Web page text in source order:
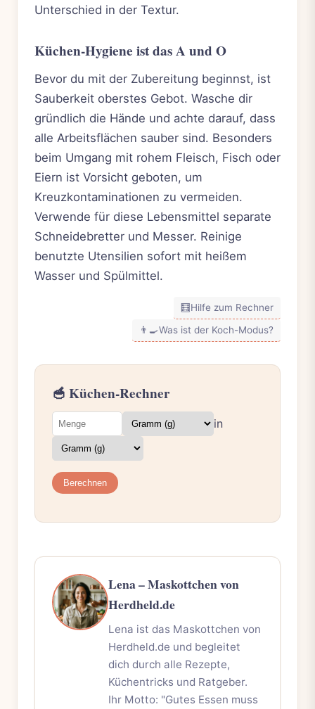
Unterschied in der Textur.
Küchen-Hygiene ist das A und O
Bevor du mit der Zubereitung beginnst, ist
Sauberkeit oberstes Gebot. Wasche dir
gründlich die Hände und achte darauf, dass
alle Arbeitsflächen sauber sind. Besonders
beim Umgang mit rohem Fleisch, Fisch oder
Eiern ist Vorsicht geboten, um
Kreuzkontaminationen zu vermeiden.
Verwende für diese Lebensmittel separate
Schneidebretter und Messer. Reinige
benutzte Utensilien sofort mit heißem
Wasser und Spülmittel.
🧮Hilfe zum Rechner
👨‍🍳Was ist der Koch-Modus?
🥣 Küchen-Rechner
in
Berechnen
Lena – Maskottchen von
Herdheld.de
Lena ist das Maskottchen von
Herdheld.de und begleitet
dich durch alle Rezepte,
Küchentricks und Ratgeber.
Ihr Motto: "Gutes Essen muss